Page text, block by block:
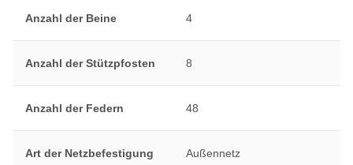
Anzahl der Beine 4
Anzahl der Stützpfosten 8
Anzahl der Federn 48
Art der Netzbefestigung Außennetz